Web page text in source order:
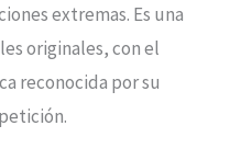
extremas. Es una
originales, con el
reconocida por su